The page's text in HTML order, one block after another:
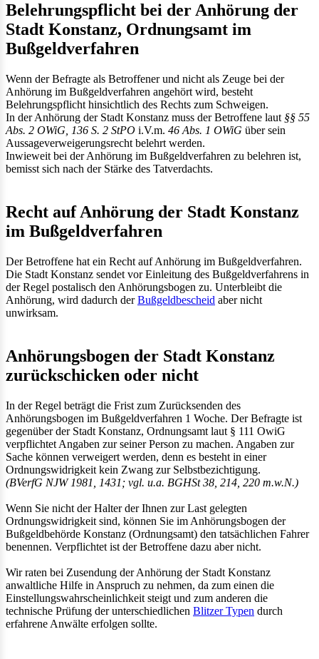
Belehrungspflicht bei der Anhörung der
Stadt Konstanz, Ordnungsamt im
Bußgeldverfahren
Wenn der Befragte als Betroffener und nicht als Zeuge bei der
Anhörung im Bußgeldverfahren angehört wird, besteht
Belehrungspflicht hinsichtlich des Rechts zum Schweigen.
In der Anhörung der Stadt Konstanz muss der Betroffene laut §§ 55
Abs. 2 OWiG,
136 S. 2 StPO i.V.m. 46 Abs. 1 OWiG über sein
Aussageverweigerungsrecht belehrt werden.
Inwieweit bei der Anhörung im Bußgeldverfahren zu belehren ist,
bemisst sich nach der Stärke des Tatverdachts.
Recht auf Anhörung der Stadt Konstanz
im Bußgeldverfahren
Der Betroffene hat ein Recht auf Anhörung im Bußgeldverfahren.
Die Stadt Konstanz sendet vor Einleitung des Bußgeldverfahrens in
der Regel postalisch den Anhörungsbogen zu. Unterbleibt die
Anhörung, wird dadurch derBußgeldbescheid aber nicht
unwirksam.
Anhörungsbogen der Stadt Konstanz
zurückschicken oder nicht
In der Regel beträgt die Frist zum Zurücksenden des
Anhörungsbogen im Bußgeldverfahren 1 Woche. Der Befragte ist
gegenüber der Stadt Konstanz, Ordnungsamt laut § 111 OwiG
verpflichtet Angaben zur seiner Person zu machen. Angaben zur
Sache können verweigert werden, denn es besteht in einer
Ordnungswidrigkeit kein Zwang zur Selbstbezichtigung.
(BVerfG NJW 1981, 1431; vgl. u.a. BGHSt 38, 214, 220 m.w.N.)
Wenn Sie nicht der Halter der Ihnen zur Last gelegten
Ordnungswidrigkeit sind, können Sie im Anhörungsbogen der
Bußgeldbehörde Konstanz (Ordnungsamt) den tatsächlichen Fahrer
benennen. Verpflichtet ist der Betroffene dazu aber nicht.
Wir raten bei Zusendung der Anhörung der Stadt Konstanz
anwaltliche Hilfe in Anspruch zu nehmen, da zum einen die
Einstellungswahrscheinlichkeit steigt und zum anderen die
technische Prüfung der unterschiedlichen Blitzer Typen durch
erfahrene Anwälte erfolgen sollte.